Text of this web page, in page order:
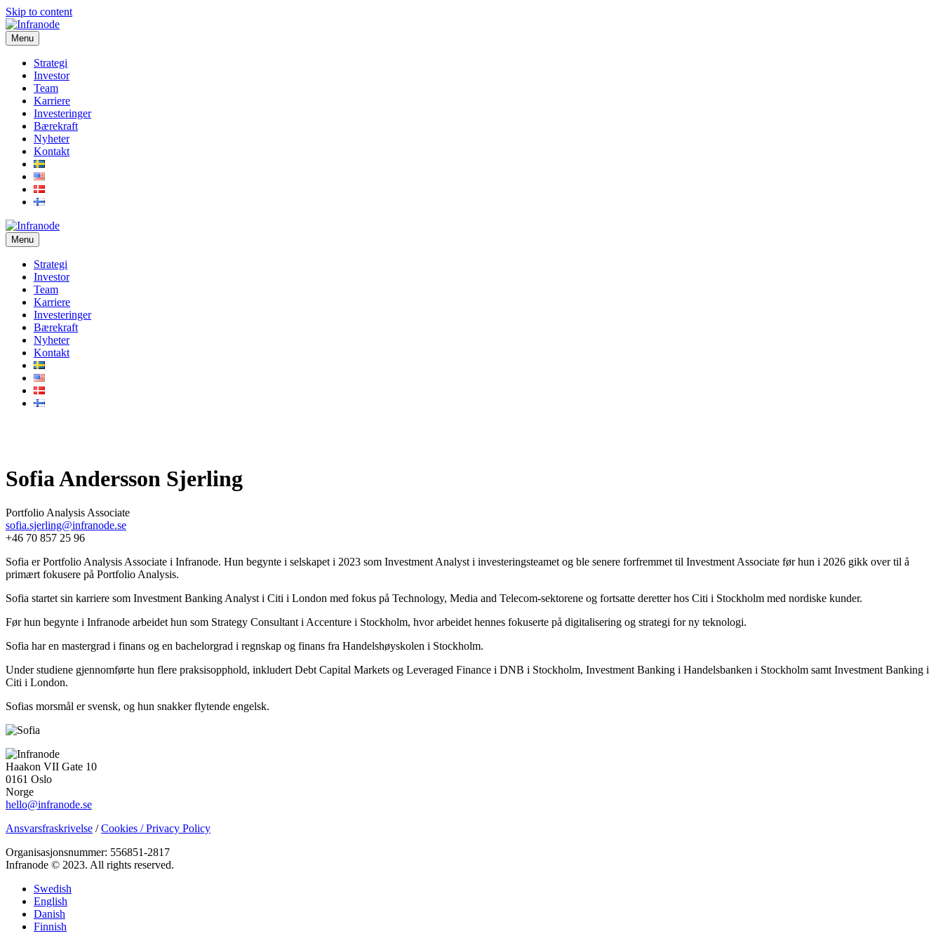
Skip to content
Menu
Strategi
Investor
Team
Karriere
Investeringer
Bærekraft
Nyheter
Kontakt
Menu
Strategi
Investor
Team
Karriere
Investeringer
Bærekraft
Nyheter
Kontakt
Sofia Andersson Sjerling
Portfolio Analysis Associate
sofia.sjerling@infranode.se
+46 70 857 25 96
Sofia er Portfolio Analysis Associate i Infranode. Hun begynte i selskapet i 2023 som Investment Analyst i investeringsteamet og ble senere forfremmet til Investment Associate før hun i 2026 gikk over til å
primært fokusere på Portfolio Analysis.
Sofia startet sin karriere som Investment Banking Analyst i Citi i London med fokus på Technology, Media and Telecom-sektorene og fortsatte deretter hos Citi i Stockholm med nordiske kunder.
Før hun begynte i Infranode arbeidet hun som Strategy Consultant i Accenture i Stockholm, hvor arbeidet hennes fokuserte på digitalisering og strategi for ny teknologi.
Sofia har en mastergrad i finans og en bachelorgrad i regnskap og finans fra Handelshøyskolen i Stockholm.
Under studiene gjennomførte hun flere praksisopphold, inkludert Debt Capital Markets og Leveraged Finance i DNB i Stockholm, Investment Banking i Handelsbanken i Stockholm samt Investment Banking i
Citi i London.
Sofias morsmål er svensk, og hun snakker flytende engelsk.
Haakon VII Gate 10
0161 Oslo
Norge
hello@infranode.se
Ansvarsfraskrivelse /Cookies / Privacy Policy
Organisasjonsnummer: 556851-2817
Infranode © 2023. All rights reserved.
Swedish
English
Danish
Finnish